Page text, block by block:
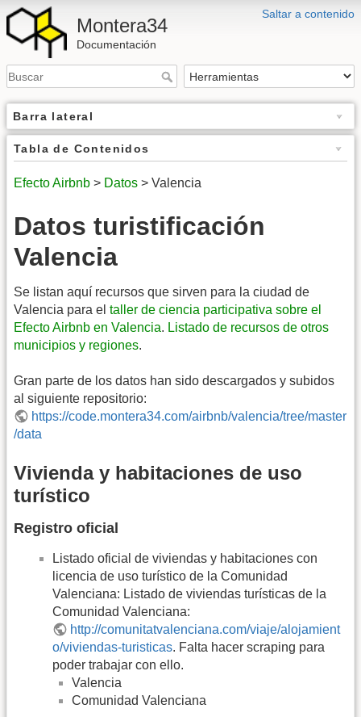
Saltar a contenido
Montera34
Documentación
Barra lateral
Tabla de Contenidos
Efecto Airbnb > Datos > Valencia
Datos turistificación
Valencia
Se listan aquí recursos que sirven para la ciudad de
Valencia para el taller de ciencia participativa sobre el
Efecto Airbnb en Valencia. Listado de recursos de otros
municipios y regiones.
Gran parte de los datos han sido descargados y subidos
al siguiente repositorio:
https://code.montera34.com/airbnb/valencia/tree/master
/data
Vivienda y habitaciones de uso
turístico
Registro oficial
Listado oficial de viviendas y habitaciones con
licencia de uso turístico de la Comunidad
Valenciana: Listado de viviendas turísticas de la
Comunidad Valenciana:
http://comunitatvalenciana.com/viaje/alojamient
o/viviendas-turisticas. Falta hacer scraping para
poder trabajar con ello.
Valencia
Comunidad Valenciana